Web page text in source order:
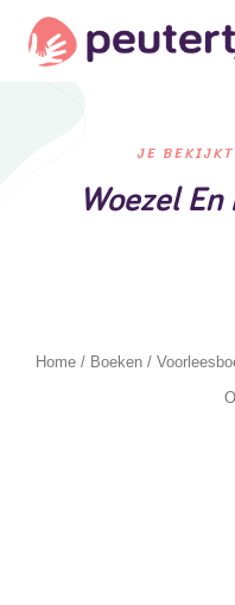
JE
Woezel
Home / Boeken /